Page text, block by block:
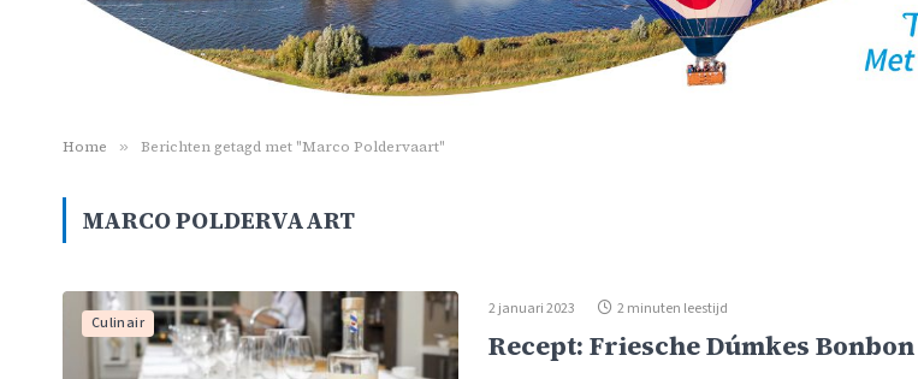
Home » Berichten getagd met "Marco Poldervaart"
MARCO POLDERVAART
Culinair
2 januari 2023 2 minuten leestijd
Recept: Friesche Dúmkes Bonbon